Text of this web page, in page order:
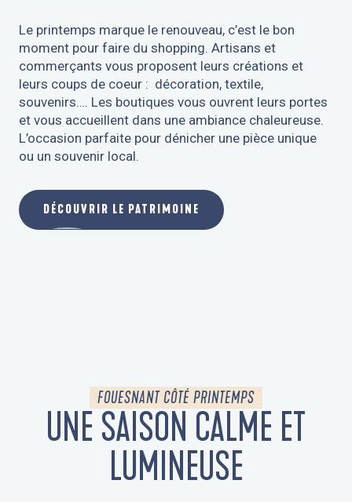
Le printemps marque le renouveau, c’est le bon
moment pour faire du shopping. Artisans et
commerçants vous proposent leurs créations et
leurs coups de coeur : décoration, textile,
souvenirs…. Les boutiques vous ouvrent leurs portes
et vous accueillent dans une ambiance chaleureuse.
L’occasion parfaite pour dénicher une pièce unique
ou un souvenir local.
DÉCOUVRIR LE PATRIMOINE
FOUESNANT CÔTÉ PRINTEMPS
UNE SAISON CALME ET
LUMINEUSE